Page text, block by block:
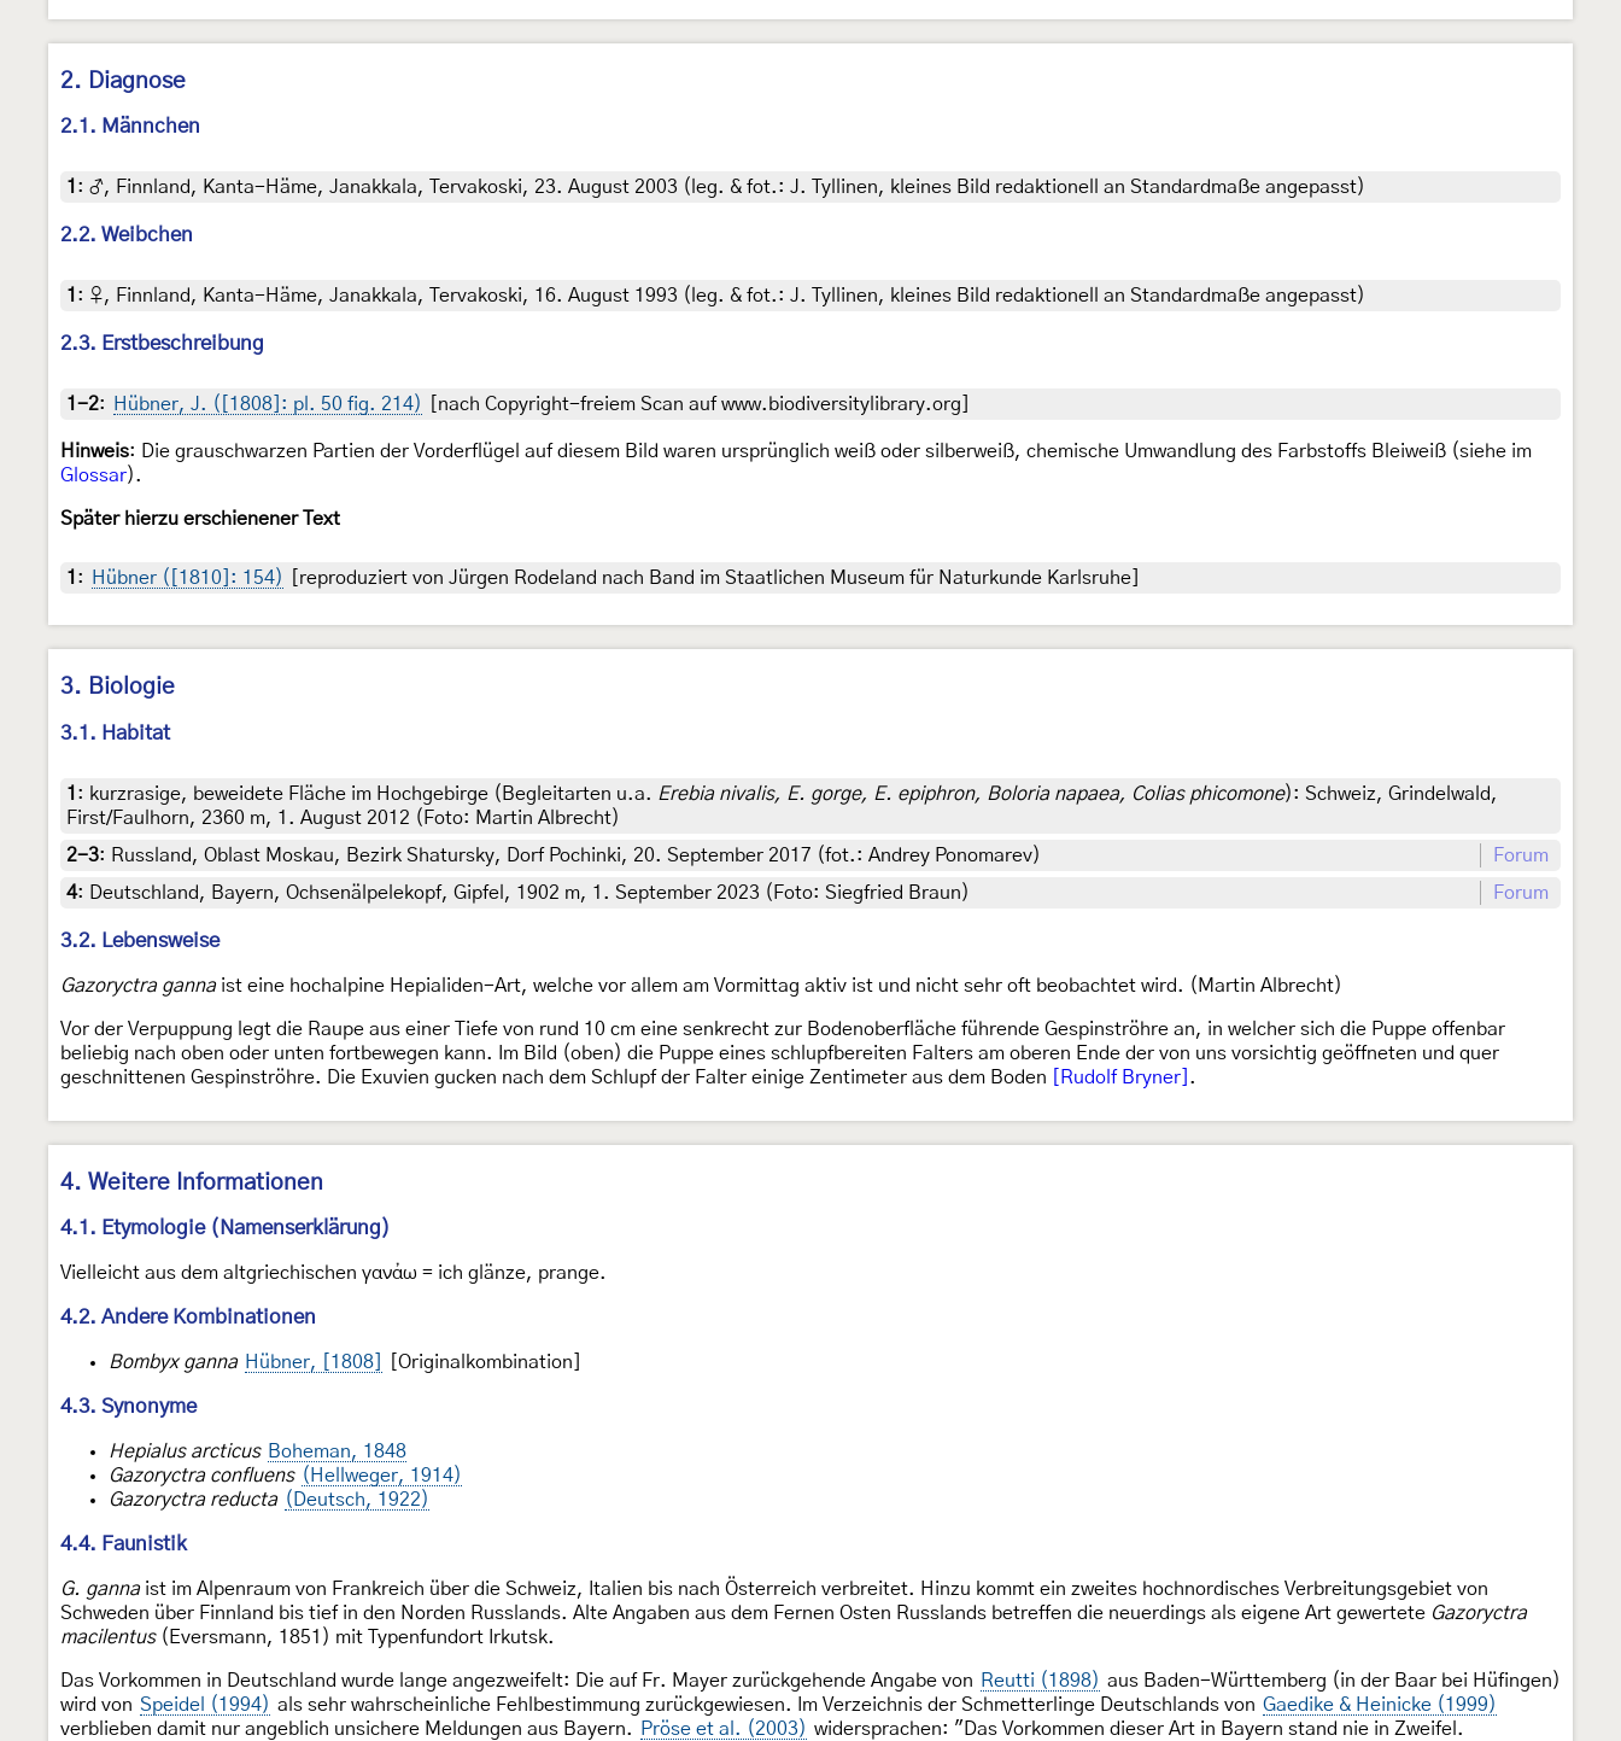
2. Diagnose
2.1. Männchen
1 : ♂, Finnland, Kanta-Häme, Janakkala, Tervakoski, 23. August 2003 (leg. & fot.: J. Tyllinen, kleines Bild redaktionell an Standardmaße angepasst)
2.2. Weibchen
1 : ♀, Finnland, Kanta-Häme, Janakkala, Tervakoski, 16. August 1993 (leg. & fot.: J. Tyllinen, kleines Bild redaktionell an Standardmaße angepasst)
2.3. Erstbeschreibung
1-2: Hübner, J. ([1808]: pl. 50 fig. 214) [nach Copyright-freiem Scan auf www.biodiversitylibrary.org]
Hinweis: Die grauschwarzen Partien der Vorderflügel auf diesem Bild waren ursprünglich weiß oder silberweiß, chemische Umwandlung des Farbstoffs Bleiweiß (siehe im
Glossar).
Später hierzu erschienener Text
1 : Hübner ([1810]: 154) [reproduziert von Jürgen Rodeland nach Band im Staatlichen Museum für Naturkunde Karlsruhe]
3. Biologie
3.1. Habitat
1 : kurzrasige, beweidete Fläche im Hochgebirge (Begleitarten u.a. Erebia nivalis, E. gorge, E. epiphron, Boloria napaea, Colias phicomone): Schweiz, Grindelwald,
First/Faulhorn, 2360 m, 1. August 2012 (Foto: Martin Albrecht)
2-3: Russland, Oblast Moskau, Bezirk Shatursky, Dorf Pochinki, 20. September 2017 (fot.: Andrey Ponomarev)
Forum
4: Deutschland, Bayern, Ochsenälpelekopf, Gipfel, 1902 m, 1. September 2023 (Foto: Siegfried Braun) Forum
3.2. Lebensweise
Gazoryctra gannaist eine hochalpine Hepialiden-Art, welche vor allem am Vormittag aktiv ist und nicht sehr oft beobachtet wird. (Martin Albrecht)
Vor der Verpuppung legt die Raupe aus einer Tiefe von rund 10 cm eine senkrecht zur Bodenoberfläche führende Gespinströhre an, in welcher sich die Puppe offenbar
beliebig nach oben oder unten fortbewegen kann. Im Bild (oben) die Puppe eines schlupfbereiten Falters am oberen Ende der von uns vorsichtig geöffneten und quer
geschnittenen Gespinströhre. Die Exuvien gucken nach dem Schlupf der Falter einige Zentimeter aus dem Boden
[Rudolf Bryner] .
4. Weitere Informationen
4.1. Etymologie (Namenserklärung)
Vielleicht aus dem altgriechischen γανἀω = ich glänze, prange.
4.2. Andere Kombinationen
Bombyx ganna Hübner, [1808] [Originalkombination]
4.3. Synonyme
Hepialus arcticus Boheman, 1848
Gazoryctra confluens (Hellweger, 1914)
Gazoryctra reducta (Deutsch, 1922)
4.4. Faunistik
G. gannaist im Alpenraum von Frankreich über die Schweiz, Italien bis nach Österreich verbreitet. Hinzu kommt ein zweites hochnordisches Verbreitungsgebiet von
Schweden über Finnland bis tief in den Norden Russlands. Alte Angaben aus dem Fernen Osten Russlands betreffen die neuerdings als eigene Art gewertete Gazoryctra
macilentus(Eversmann, 1851) mit Typenfundort Irkutsk.
Das Vorkommen in Deutschland wurde lange angezweifelt: Die auf Fr. Mayer zurückgehende Angabe von Reutti (1898) aus Baden-Württemberg (in der Baar bei Hüfingen)
wird von Speidel (1994) als sehr wahrscheinliche Fehlbestimmung zurückgewiesen. Im Verzeichnis der Schmetterlinge Deutschlands von Gaedike & Heinicke (1999)
verblieben damit nur angeblich unsichere Meldungen aus Bayern.
Pröse et al. (2003) widersprachen: "Das Vorkommen dieser Art in Bayern stand nie in Zweifel.